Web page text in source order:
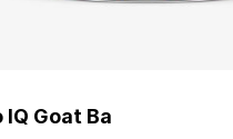
IQ Goat Ba